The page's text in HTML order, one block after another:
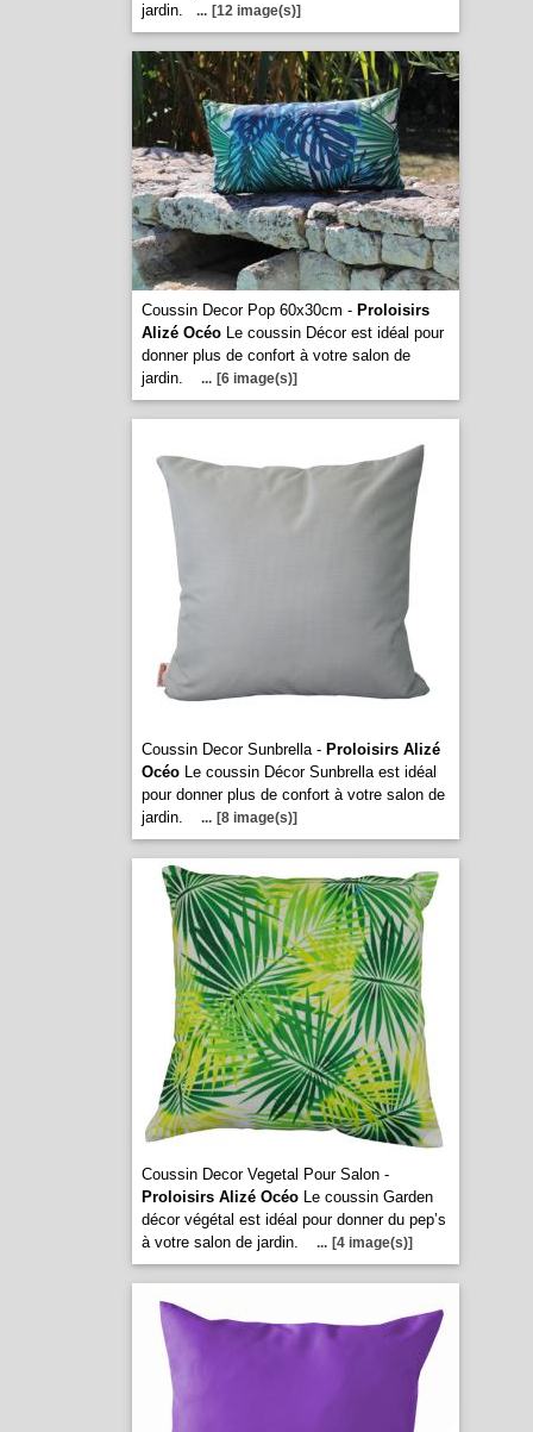
jardin.
... [12 image(s)]
Coussin Decor Pop 60x30cm - Proloisirs
Alizé OcéoLe coussin Décor est idéal pour
donner plus de confort à votre salon de
jardin.
... [6 image(s)]
Coussin Decor Sunbrella - Proloisirs Alizé
OcéoLe coussin Décor Sunbrella est idéal
pour donner plus de confort à votre salon de
jardin.
... [8 image(s)]
Coussin Decor Vegetal Pour Salon -
Proloisirs Alizé OcéoLe coussin Garden
décor végétal est idéal pour donner du pep’s
à votre salon de jardin.
... [4 image(s)]